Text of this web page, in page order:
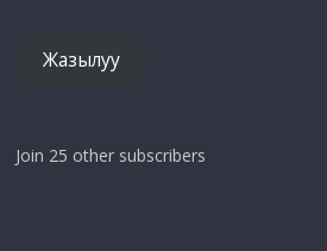
Жазылуу
Join 25 other subscribers